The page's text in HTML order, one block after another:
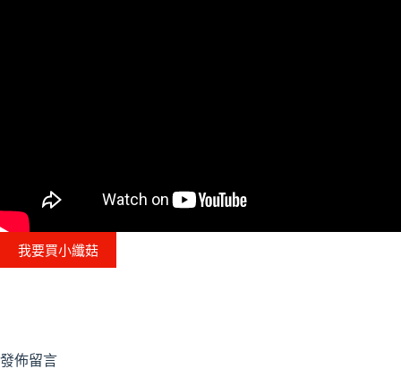
我要買小纖菇
發佈留言